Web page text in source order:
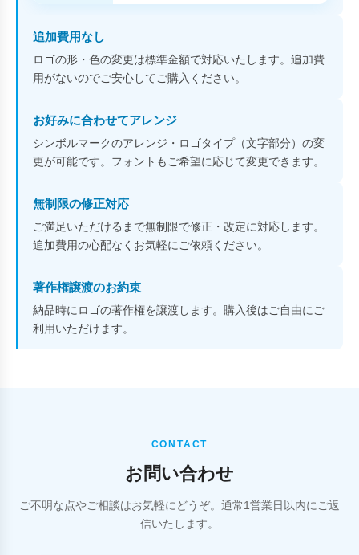
追加費用なし
ロゴの形・色の変更は標準金額で対応いたします。追加費
用がないのでご安心してご購入ください。
お好みに合わせてアレンジ
シンボルマークのアレンジ・ロゴタイプ（文字部分）の変
更が可能です。フォントもご希望に応じて変更できます。
無制限の修正対応
ご満足いただけるまで無制限で修正・改定に対応します。
追加費用の心配なくお気軽にご依頼ください。
著作権譲渡のお約束
納品時にロゴの著作権を譲渡します。購入後はご自由にご
利用いただけます。
CONTACT
お問い合わせ
ご不明な点やご相談はお気軽にどうぞ。通常1営業日以内にご返
信いたします。